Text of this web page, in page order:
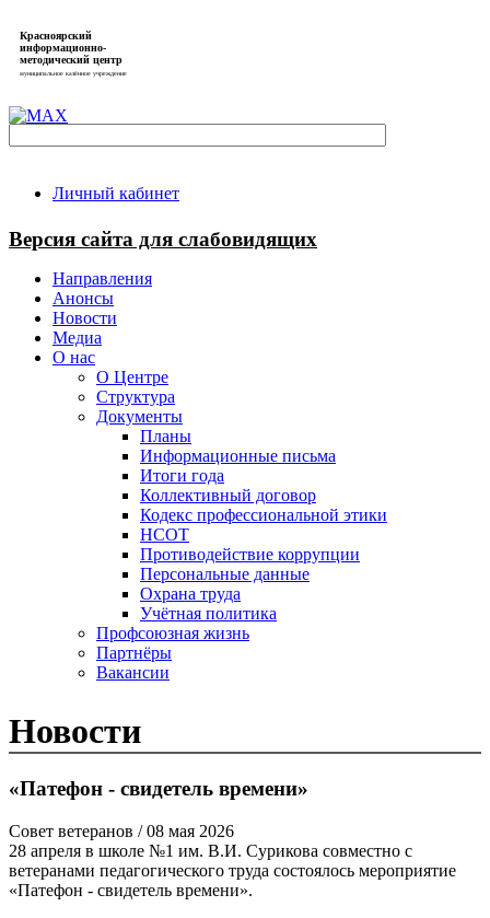
Красноярский
информационно-
методический центр
муниципальное казённое учреждение
Личный кабинет
Версия сайта для слабовидящих
Направления
Анонсы
Новости
Медиа
О нас
О Центре
Структура
Документы
Планы
Информационные письма
Итоги года
Коллективный договор
Кодекс профессиональной этики
НСОТ
Противодействие коррупции
Персональные данные
Охрана труда
Учётная политика
Профсоюзная жизнь
Партнёры
Вакансии
Новости
«Патефон - свидетель времени»
Совет ветеранов / 08 мая 2026
28 апреля в школе №1 им. В.И. Сурикова совместно с
ветеранами педагогического труда состоялось мероприятие
«Патефон - свидетель времени».